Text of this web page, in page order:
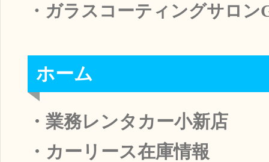
・ガラスコーティングサロン
ホーム
・業務レンタカー小新店
・カーリース在庫情報